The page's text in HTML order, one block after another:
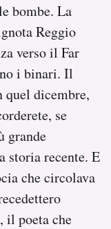
bombe. La
Reggio
verso il Far
i binari. Il
dicembre,
se
grande
storia recente. E
che circolava
il poeta che